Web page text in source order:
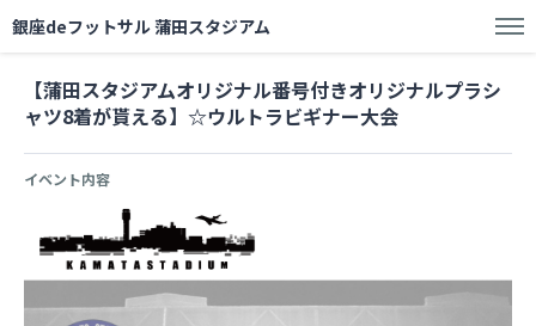
銀座deフットサル 蒲田スタジアム
【蒲田スタジアムオリジナル番号付きオリジナルプラシ
ャツ8着が貰える】☆ウルトラビギナー大会
イベント内容